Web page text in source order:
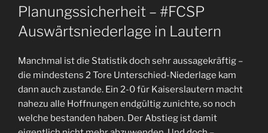
AM
Planungssicherheit – #FCSP
Auswärtsniederlage in Lautern
Manchmal ist die Statistik doch sehr aussagekräftig –
die mindestens 2 Tore Unterschied-Niederlage kam
dann auch zustande. Ein 2-0 für Kaiserslautern macht
nahezu alle Hoffnungen endgültig zunichte, so noch
welche bestanden haben. Der Abstieg ist damit